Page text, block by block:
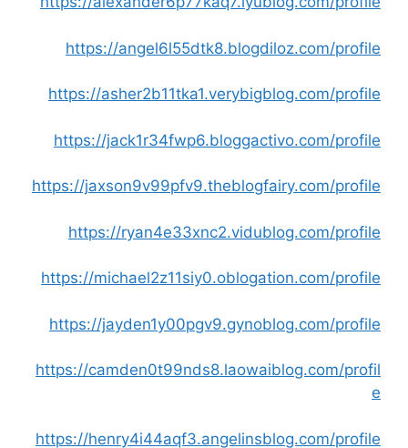
https://angel6l55dtk8.blogdiloz.com/profile
https://asher2b11tka1.verybigblog.com/profile
https://jack1r34fwp6.bloggactivo.com/profile
https://jaxson9v99pfv9.theblogfairy.com/profile
https://ryan4e33xnc2.vidublog.com/profile
https://michael2z11siy0.oblogation.com/profile
https://jayden1y00pgv9.gynoblog.com/profile
https://camden0t99nds8.laowaiblog.com/profil
e
https://henry4i44aqf3.angelinsblog.com/profile